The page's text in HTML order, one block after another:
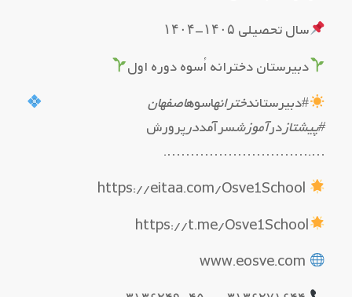
سال تحصیلی ۱۴۰۵-۱۴۰۴
دبیرستان دخترانه اُسوه دوره اول
#دبیرستاندخترانهاسوهاصفهان
#پیشتازدرآموزشسرآمددرپرورش
….………………………….
https://t.me/Osve1School